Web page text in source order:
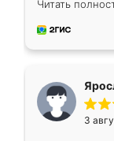
для замера
предложил
Читать
3